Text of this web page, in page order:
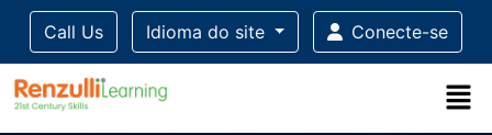
Call Us Idioma do site Conecte-se